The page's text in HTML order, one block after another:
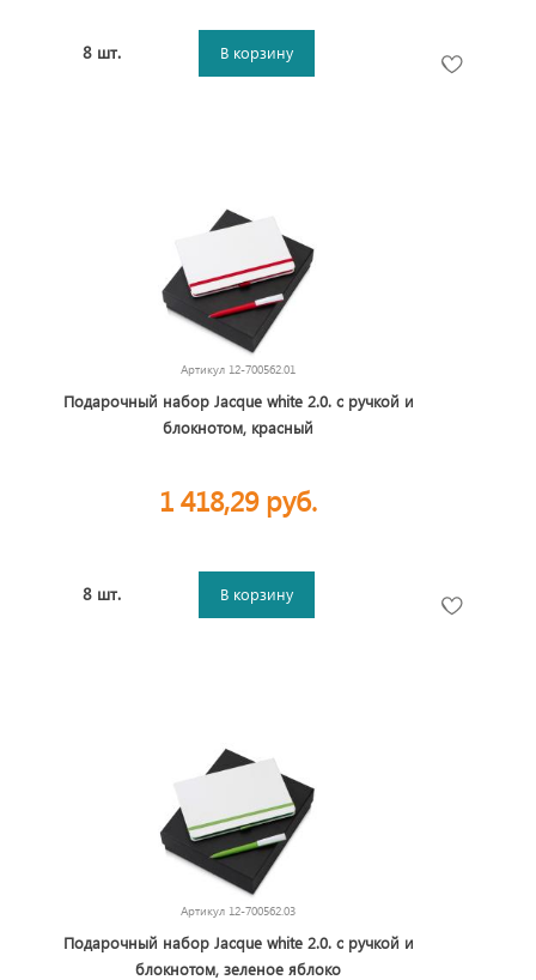
8 шт. В корзину
Артикул 12-700562.01
Подарочный набор Jacque white 2.0. с ручкой и
блокнотом, красный
1 418,29 руб.
8 шт. В корзину
Артикул 12-700562.03
Подарочный набор Jacque white 2.0. с ручкой и
блокнотом, зеленое яблоко